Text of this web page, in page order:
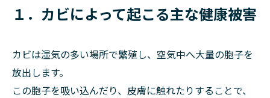
１．カビによって起こる主な健康被害
カビは湿気の多い場所で繁殖し、空気中へ大量の胞子を
放出します。
この胞子を吸い込んだり、皮膚に触れたりすることで、